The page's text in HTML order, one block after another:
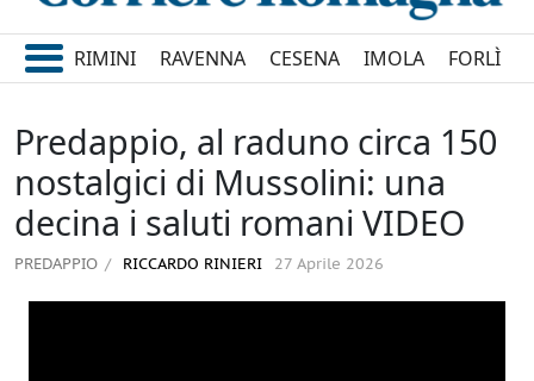
RIMINI RAVENNA CESENA IMOLA FORLÌ
Predappio, al raduno circa 150
nostalgici di Mussolini: una
decina i saluti romani VIDEO
PREDAPPIO RICCARDO RINIERI 27 Aprile 2026